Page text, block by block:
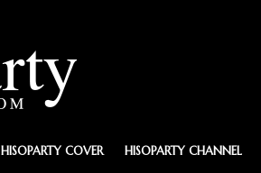
HISOPARTY COVER HISOPARTY CHANNEL